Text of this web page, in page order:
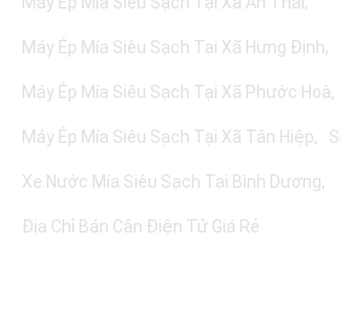
Máy Ép Mía Siêu Sạch Tại Xã Hưng Định
Máy Ép Mía Siêu Sạch Tại Xã Phước Hoà
Máy Ép Mía Siêu Sạch Tại Xã Tân Hiệp
Xe Nước Mía Siêu Sạch Tại Bình Dương
Địa Chỉ Bán Cân Điện Tử Giá Rẻ